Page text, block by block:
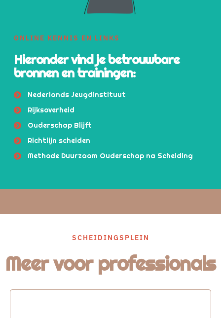
ONLINE KENNIS EN LINKS
Hieronder vind je betrouwbare
bronnen en trainingen:
Nederlands Jeugdinstituut
Rijksoverheid
Ouderschap Blijft
Richtlijn scheiden
Methode Duurzaam Ouderschap na Scheiding
SCHEIDINGSPLEIN
Meer voor professionals